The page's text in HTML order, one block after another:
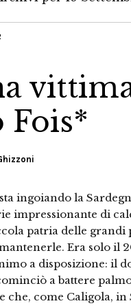
Fois*
ingoiando la
impressionante di
patria delle grandi
Era solo il
a disposizione: il
a battere
che, come Caligola,